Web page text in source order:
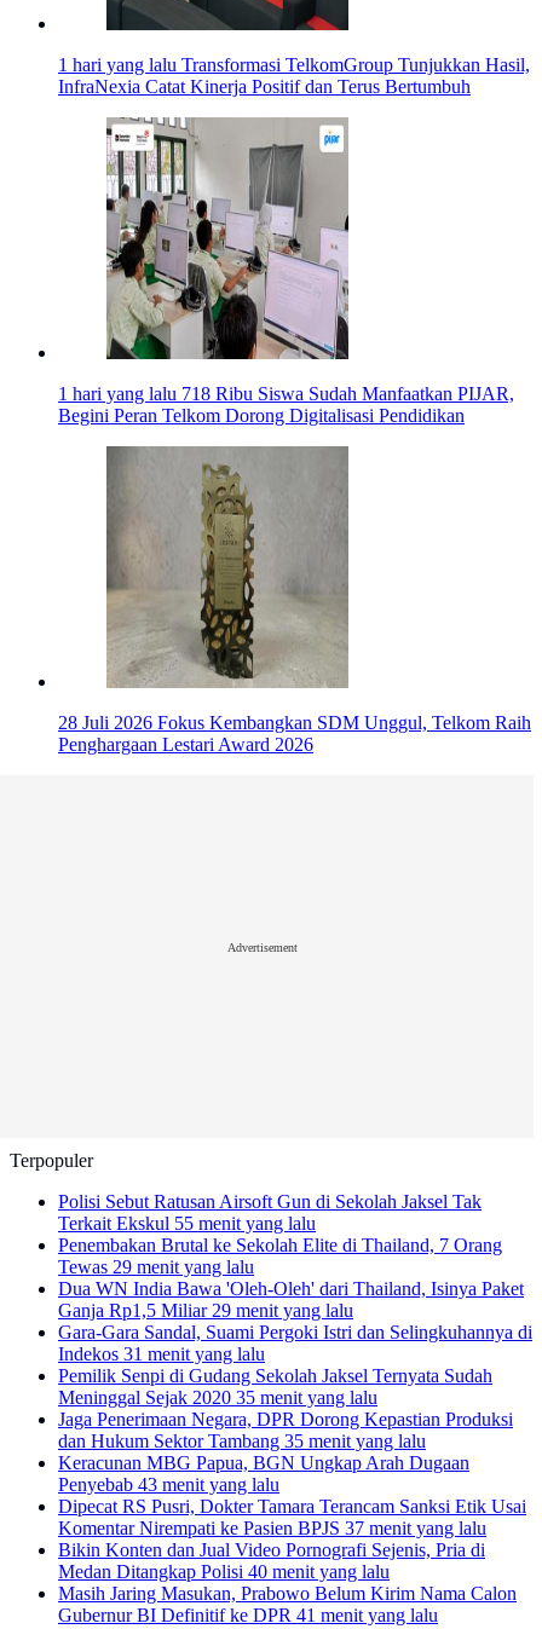
1 hari yang lalu Transformasi TelkomGroup Tunjukkan Hasil,
InfraNexia Catat Kinerja Positif dan Terus Bertumbuh
1 hari yang lalu 718 Ribu Siswa Sudah Manfaatkan PIJAR,
Begini Peran Telkom Dorong Digitalisasi Pendidikan
28 Juli 2026 Fokus Kembangkan SDM Unggul, Telkom Raih
Penghargaan Lestari Award 2026
Advertisement
Terpopuler
Polisi Sebut Ratusan Airsoft Gun di Sekolah Jaksel Tak
Terkait Ekskul 55 menit yang lalu
Penembakan Brutal ke Sekolah Elite di Thailand, 7 Orang
Tewas 29 menit yang lalu
Dua WN India Bawa 'Oleh-Oleh' dari Thailand, Isinya Paket
Ganja Rp1,5 Miliar29 menit yang lalu
Gara-Gara Sandal, Suami Pergoki Istri dan Selingkuhannya di
Indekos 31 menit yang lalu
Pemilik Senpi di Gudang Sekolah Jaksel Ternyata Sudah
Meninggal Sejak 2020 35 menit yang lalu
Jaga Penerimaan Negara, DPR Dorong Kepastian Produksi
dan Hukum Sektor Tambang 35 menit yang lalu
Keracunan MBG Papua, BGN Ungkap Arah Dugaan
Penyebab 43 menit yang lalu
Dipecat RS Pusri, Dokter Tamara Terancam Sanksi Etik Usai
Komentar Nirempati ke Pasien BPJS 37 menit yang lalu
Bikin Konten dan Jual Video Pornografi Sejenis, Pria di
Medan Ditangkap Polisi 40 menit yang lalu
Masih Jaring Masukan, Prabowo Belum Kirim Nama Calon
Gubernur BI Definitif ke DPR 41 menit yang lalu